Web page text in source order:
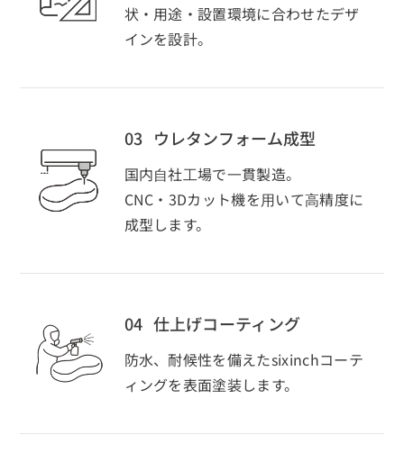
状・用途・設置環境に合わせたデザ
インを設計。
03 ウレタンフォーム成型
国内⾃社⼯場で⼀貫製造。
CNC・3Dカット機を⽤いて⾼精度に
成型します。
04 仕上げコーティング
防水、耐候性を備えたsixinchコーテ
ィングを表面塗装します。